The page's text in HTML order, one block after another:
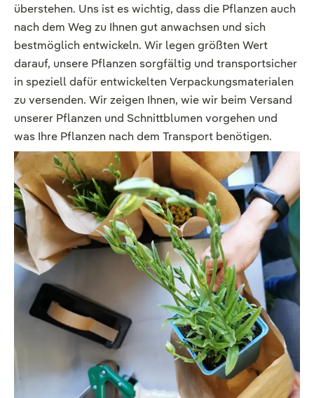
überstehen. Uns ist es wichtig, dass die Pflanzen auch
nach dem Weg zu Ihnen gut anwachsen und sich
bestmöglich entwickeln. Wir legen größten Wert
darauf, unsere Pflanzen sorgfältig und transportsicher
in speziell dafür entwickelten Verpackungsmaterialen
zu versenden. Wir zeigen Ihnen, wie wir beim Versand
unserer Pflanzen und Schnittblumen vorgehen und
was Ihre Pflanzen nach dem Transport benötigen.